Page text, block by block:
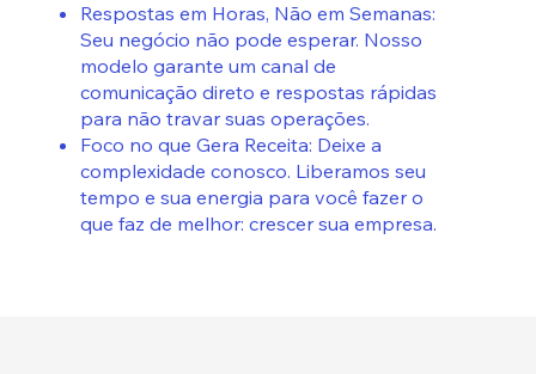
Respostas em Horas, Não em Semanas:
Seu negócio não pode esperar. Nosso
modelo garante um canal de
comunicação direto e respostas rápidas
para não travar suas operações.
Foco no que Gera Receita: Deixe a
complexidade conosco. Liberamos seu
tempo e sua energia para você fazer o
que faz de melhor: crescer sua empresa.